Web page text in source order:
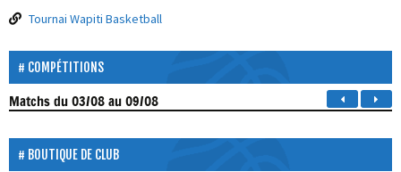
Tournai Wapiti Basketball
COMPÉTITIONS
Matchsdu 03/08 au 09/08
BOUTIQUE DE CLUB